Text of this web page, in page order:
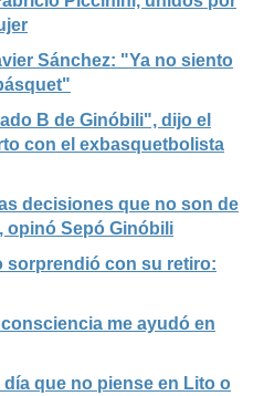
Sánchez: "Ya no siento
B de Ginóbili", dijo el
con el exbasquetbolista
decisiones que no son de
opinó Sepó Ginóbili
sorprendió con su retiro:
me ayudó en
que no piense en Lito o